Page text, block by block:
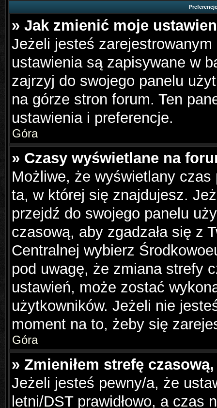
» Jak zmienić moje
Jeżeli jesteś
ustawienia są zapisywane w
zajrzyj do swojego panelu
na górze stron forum. Ten
ustawienia i preferencje.
Góra
» Czasy wyświetlane na
Możliwe, że wyświetlany
ta, w której się znajdujesz.
przejdź do swojego panelu
czasową, aby zgadzała się z
Centralnej wybierz
pod uwagę, że zmiana strefy
ustawień, może zostać
użytkowników. Jeżeli nie
moment na to, żeby się
Góra
» Zmieniłem strefę
Jeżeli jesteś pewny/a, że
letni/DST prawidłowo, a czas